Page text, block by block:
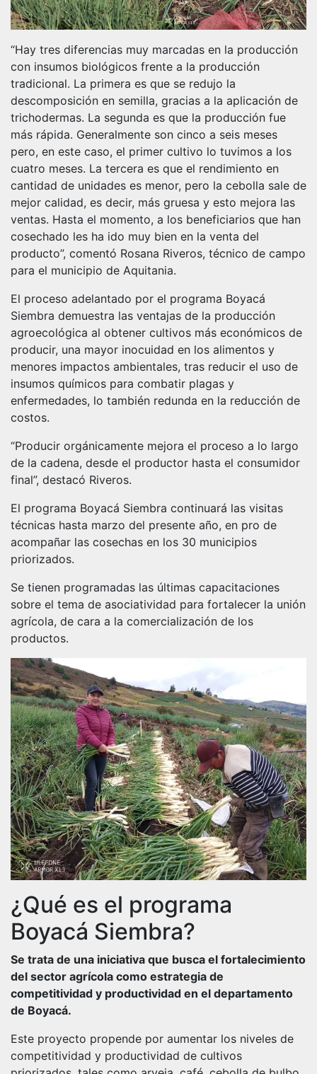
“Hay tres diferencias muy marcadas en la producción
con insumos biológicos frente a la producción
tradicional. La primera es que se redujo la
descomposición en semilla, gracias a la aplicación de
trichodermas. La segunda es que la producción fue
más rápida. Generalmente son cinco a seis meses
pero, en este caso, el primer cultivo lo tuvimos a los
cuatro meses. La tercera es que el rendimiento en
cantidad de unidades es menor, pero la cebolla sale de
mejor calidad, es decir, más gruesa y esto mejora las
ventas. Hasta el momento, a los beneficiarios que han
cosechado les ha ido muy bien en la venta del
producto”, comentó Rosana Riveros, técnico de campo
para el municipio de Aquitania.
El proceso adelantado por el programa Boyacá
Siembra demuestra las ventajas de la producción
agroecológica al obtener cultivos más económicos de
producir, una mayor inocuidad en los alimentos y
menores impactos ambientales, tras reducir el uso de
insumos químicos para combatir plagas y
enfermedades, lo también redunda en la reducción de
costos.
“Producir orgánicamente mejora el proceso a lo largo
de la cadena, desde el productor hasta el consumidor
final”, destacó Riveros.
El programa Boyacá Siembra continuará las visitas
técnicas hasta marzo del presente año, en pro de
acompañar las cosechas en los 30 municipios
priorizados.
Se tienen programadas las últimas capacitaciones
sobre el tema de asociatividad para fortalecer la unión
agrícola, de cara a la comercialización de los
productos.
¿Qué es el programa
Boyacá Siembra?
Se trata de una iniciativa que busca el fortalecimiento
del sector agrícola como estrategia de
competitividad y productividad en el departamento
de Boyacá.
Este proyecto propende por aumentar los niveles de
competitividad y productividad de cultivos